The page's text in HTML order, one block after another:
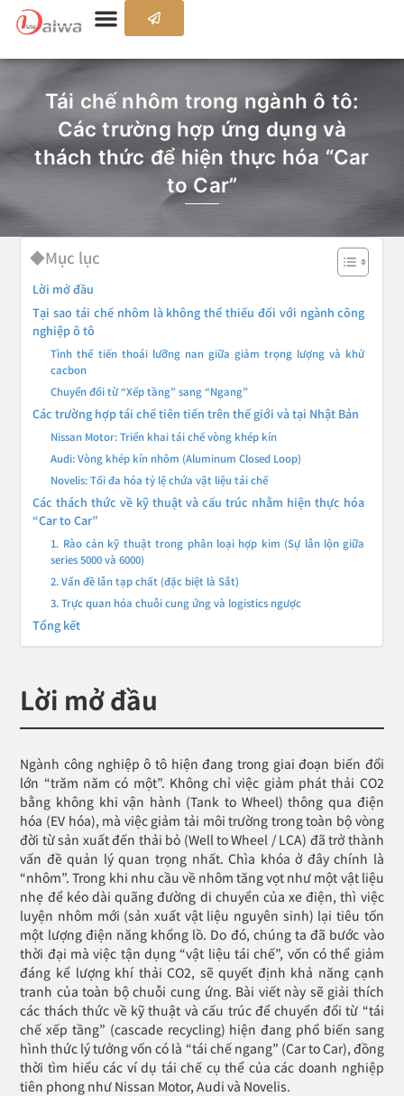
Tái chế nhôm trong ngành ô tô:
Các trường hợp ứng dụng và
thách thức để hiện thực hóa “Car
to Car”
◆Mục lục
Lời mở đầu
Tại sao tái chế nhôm là không thể thiếu đối với ngành công
nghiệp ô tô
Tình thế tiến thoái lưỡng nan giữa giảm trọng lượng và khử
cacbon
Chuyển đổi từ “Xếp tầng” sang “Ngang”
Các trường hợp tái chế tiên tiến trên thế giới và tại Nhật Bản
Nissan Motor: Triển khai tái chế vòng khép kín
Audi: Vòng khép kín nhôm (Aluminum Closed Loop)
Novelis: Tối đa hóa tỷ lệ chứa vật liệu tái chế
Các thách thức về kỹ thuật và cấu trúc nhằm hiện thực hóa
“Car to Car”
1. Rào cản kỹ thuật trong phân loại hợp kim (Sự lẫn lộn giữa
series 5000 và 6000)
2. Vấn đề lẫn tạp chất (đặc biệt là Sắt)
3. Trực quan hóa chuỗi cung ứng và logistics ngược
Tổng kết
Lời mở đầu
Ngành công nghiệp ô tô hiện đang trong giai đoạn biến đổi
lớn “trăm năm có một”. Không chỉ việc giảm phát thải CO2
bằng không khi vận hành (Tank to Wheel) thông qua điện
hóa (EV hóa), mà việc giảm tải môi trường trong toàn bộ vòng
đời từ sản xuất đến thải bỏ (Well to Wheel / LCA) đã trở thành
vấn đề quản lý quan trọng nhất. Chìa khóa ở đây chính là
“nhôm”. Trong khi nhu cầu về nhôm tăng vọt như một vật liệu
nhẹ để kéo dài quãng đường di chuyển của xe điện, thì việc
luyện nhôm mới (sản xuất vật liệu nguyên sinh) lại tiêu tốn
một lượng điện năng khổng lồ. Do đó, chúng ta đã bước vào
thời đại mà việc tận dụng “vật liệu tái chế”, vốn có thể giảm
đáng kể lượng khí thải CO2, sẽ quyết định khả năng cạnh
tranh của toàn bộ chuỗi cung ứng. Bài viết này sẽ giải thích
các thách thức về kỹ thuật và cấu trúc để chuyển đổi từ “tái
chế xếp tầng” (cascade recycling) hiện đang phổ biến sang
hình thức lý tưởng vốn có là “tái chế ngang” (Car to Car), đồng
thời tìm hiểu các ví dụ tái chế cụ thể của các doanh nghiệp
tiên phong như Nissan Motor, Audi và Novelis.